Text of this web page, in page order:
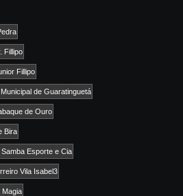
Fillipo
Fillipo
de Guaratinguetá
de Ouro
Bira
Esporte e Cia
Vila Isabel3
Magia